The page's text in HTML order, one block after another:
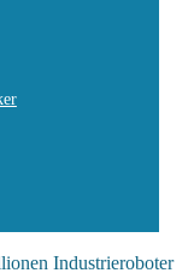
Industrieroboter